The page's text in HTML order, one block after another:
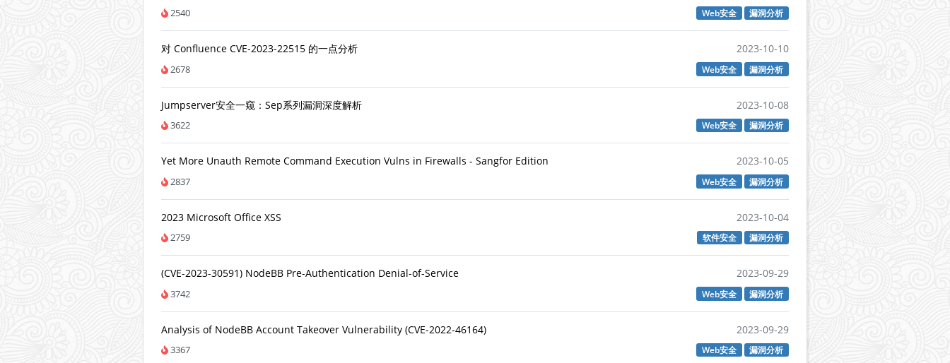
2540 Web安全 漏洞分析
对 Confluence CVE-2023-22515 的一点分析 2023-10-10
2678 Web安全 漏洞分析
Jumpserver安全一窥：Sep系列漏洞深度解析 2023-10-08
3622 Web安全 漏洞分析
Yet More Unauth Remote Command Execution Vulns in Firewalls - Sangfor Edition 2023-10-05
2837 Web安全 漏洞分析
2023 Microsoft Office XSS 2023-10-04
2759 软件安全 漏洞分析
(CVE-2023-30591) NodeBB Pre-Authentication Denial-of-Service 2023-09-29
3742 Web安全 漏洞分析
Analysis of NodeBB Account Takeover Vulnerability (CVE-2022-46164) 2023-09-29
3367 Web安全 漏洞分析